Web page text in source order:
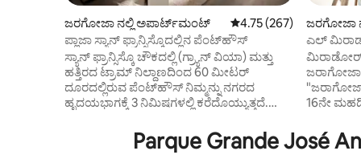
ಜರಗೋಜಾ ನಲ್ಲಿ ಅಪಾರ್ಟ್‌ಮಂಟ್ 5 ರಲ್ಲಿ 4.75 ಸರಾಸರಿ
4.75 (267)
ಪ್ಲಾಜಾ ಸ್ಯಾನ್ ಫ್ರಾನ್ಸಿಸ್ಕೊದಲ್ಲಿನ ಪೆಂಟ್‌ಹೌಸ್
ಸ್ಯಾನ್ ಫ್ರಾನ್ಸಿಸ್ಕೊ ಚೌಕದಲ್ಲಿ (ಗ್ರ್ಯಾನ್ ವಿಯಾ) ಮತ್ತು
ಹತ್ತಿರದ ಟ್ರಾಮ್ ನಿಲ್ದಾಣದಿಂದ 60 ಮೀಟರ್
ದೂರದಲ್ಲಿರುವ ಪೆಂಟ್‌ಹೌಸ್ ನಿಮ್ಮನ್ನು ನಗರದ
ಹೃದಯಭಾಗಕ್ಕೆ 3 ನಿಮಿಷಗಳಲ್ಲಿ ಕರೆದೊಯ್ಯುತ್ತದೆ.
ನಿಮಿಷಗಳಲ್ಲಿ. ಗ್ರೇಟ್ ಪಾರ್ಕ್ ಮತ್ತು ರೋಮರೆಡಾದ
ಫುಟ್ಬಾಲ್ ಕ್ರೀಡಾಂಗಣದಿಂದ ವಾಕಿಂಗ್. ಅದರ
ಜರಗೋಜಾ
ಎಲ್
ಮಿರಾಡೋರ್
16ನೇ
Parque Grande José